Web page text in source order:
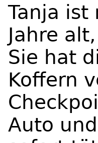
Tanja ist
Jahre
Sie hat
Koffern
Auto